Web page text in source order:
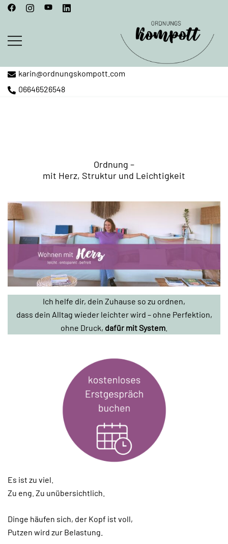
Springe
Ordnungskompott
Karin Dangl – Ordnungscoach
karin@ordnungskompott.com
06646526548
Ordnung –
mit Herz, Struktur und Leichtigkeit
Ich helfe dir, dein Zuhause so zu ordnen,
dass dein Alltag wieder leichter wird – ohne Perfektion,
ohne Druck, dafür mit System
Es ist zu viel.
Zu eng. Zu unübersichtlich.
Dinge häufen sich, der Kopf ist voll,
Putzen wird zur Belastung.